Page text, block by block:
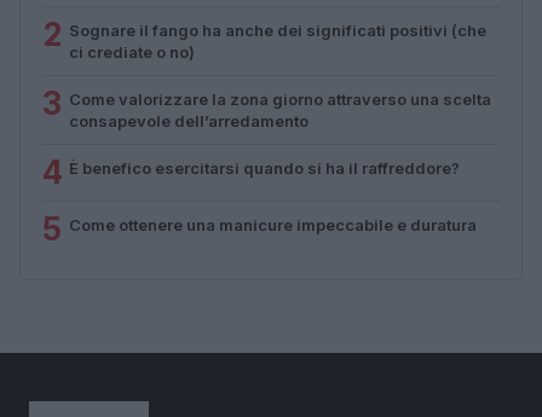
2 Sognare il fango ha anche dei significati positivi (che
ci crediate o no)
3 Come valorizzare la zona giorno attraverso una scelta
consapevole dell’arredamento
4 È benefico esercitarsi quando si ha il raffreddore?
5 Come ottenere una manicure impeccabile e duratura